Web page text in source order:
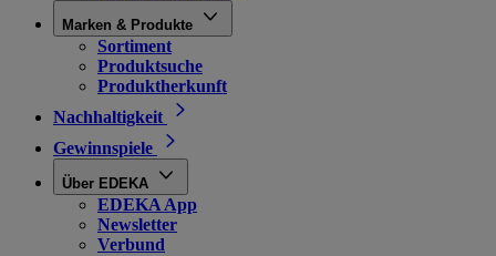
Marken & Produkte
Sortiment
Produktsuche
Produktherkunft
Nachhaltigkeit
Gewinnspiele
Über EDEKA
EDEKA App
Newsletter
Verbund